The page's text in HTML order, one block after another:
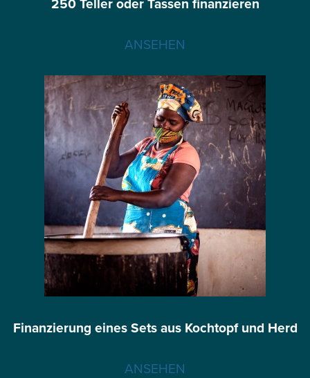
ANSEHEN
Finanzierung eines Sets aus Kochtopf und Herd
ANSEHEN